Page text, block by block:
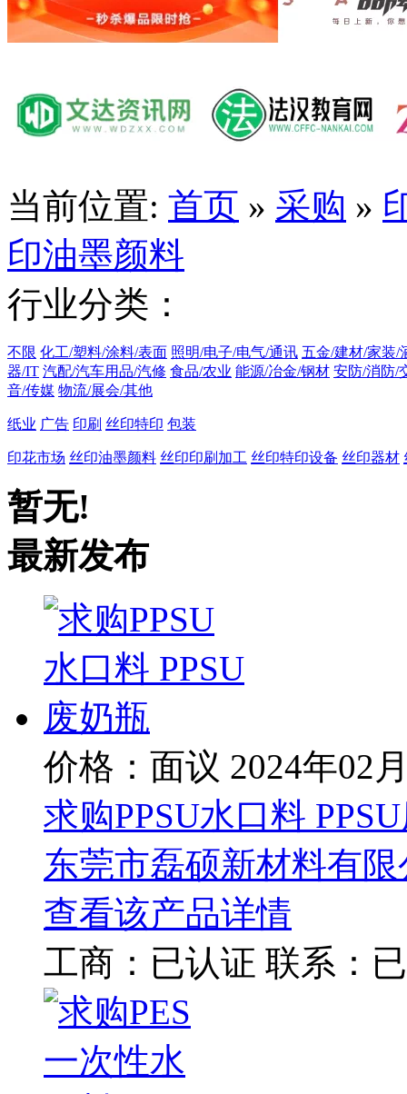
当前位置: 首页 » 采购 »
印油墨颜料
行业分类：
不限 化工/塑料/涂料/表面 照明/电子/电气/通讯 五金/建材/家装/
器/IT 汽配/汽车用品/汽修 食品/农业 能源/冶金/钢材 安防/消防/
音/传媒 物流/展会/其他
纸业 广告 印刷 丝印特印 包装
印花市场 丝印油墨颜料 丝印印刷加工 丝印特印设备 丝印器材
暂无!
最新发布
价格：面议 2024年02
求购PPSU水口料
东莞市磊硕新材料有限
查看该产品详情
工商： 已认证 联系：